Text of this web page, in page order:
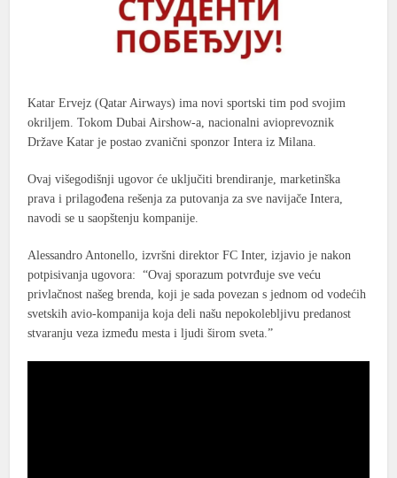
Katar Ervejz (Qatar Airways) ima novi sportski tim pod svojim
okriljem. Tokom Dubai Airshow-a, nacionalni avioprevoznik
Države Katar je postao zvanični sponzor Intera iz Milana.
Ovaj višegodišnji ugovor će uključiti brendiranje, marketinška
prava i prilagođena rešenja za putovanja za sve navijače Intera,
navodi se u saopštenju kompanije.
Alessandro Antonello, izvršni direktor FC Inter, izjavio je nakon
potpisivanja ugovora: “Ovaj sporazum potvrđuje sve veću
privlačnost našeg brenda, koji je sada povezan s jednom od vodećih
svetskih avio-kompanija koja deli našu nepokolebljivu predanost
stvaranju veza između mesta i ljudi širom sveta.”